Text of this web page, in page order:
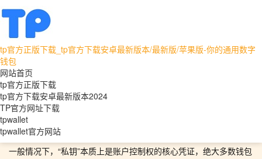
tp官方正版下载_tp官方下载安卓最新版本/最新版/苹果版-你的通用数字
钱包
网站首页
tp官方正版下载
tp官方下载安卓最新版本2024
TP官方网址下载
tpwallet
tpwallet官方网站
tpwallet tpwallet官方网站
TP钱包私钥能否更改？从多链资产验证到冷钱包与
智能保护的全面分析
TP钱包私钥可以改吗？——先给结论：
一般情况下，“私钥”本质上是账户控制权的核心凭证，绝大多数钱包